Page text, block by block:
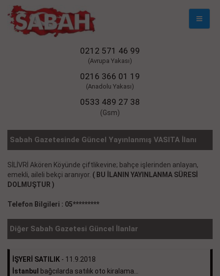
Mobil
0212 571 46 99
(Avrupa Yakası)
0216 366 01 19
(Anadolu Yakası)
0533 489 27 38
(Gsm)
Sabah Gazetesinde Güncel Yayınlanmış VASITA İlanı
SİLİVRİ Akören Köyünde çiftlikevine; bahçe işlerinden anlayan,
emekli, aileli bekçi aranıyor. ( BU İLANIN YAYINLANMA SÜRESİ
DOLMUŞTUR )
Telefon Bilgileri : 05*********
Diğer Sabah Gazetesi Güncel İlanlar
İŞYERİ SATILIK - 11.9.2018
İstanbul
bağcılarda satılık oto kiralama...